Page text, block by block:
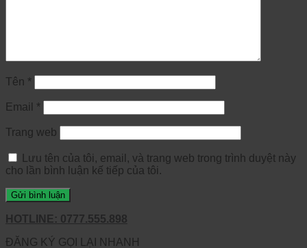
Tên *
Email *
Trang web
Lưu tên của tôi, email, và trang web trong trình duyệt này
cho lần bình luận kế tiếp của tôi.
HOTLINE: 0777.555.898
ĐĂNG KÝ GỌI LẠI NHANH